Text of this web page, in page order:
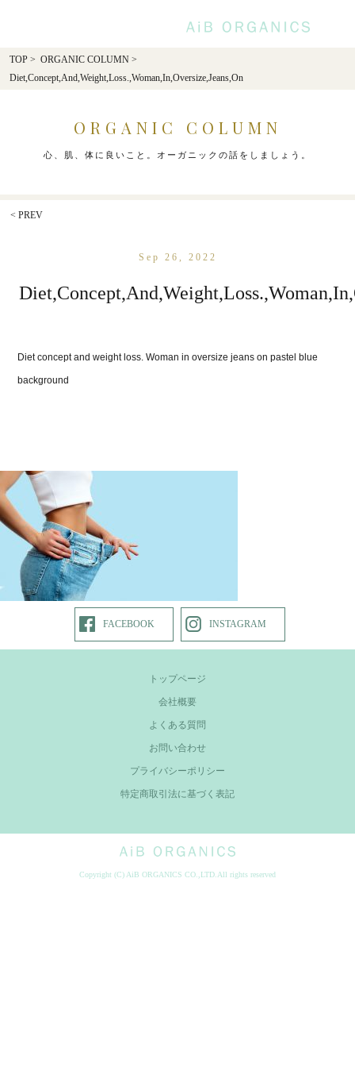
TOP> ORGANIC COLUMN>
Diet,Concept,And,Weight,Loss.,Woman,In,Oversize,Jeans,On
ORGANIC COLUMN
心、肌、体に良いこと。オーガニックの話をしましょう。
< PREV
Sep 26, 2022
Diet concept and weight loss. Woman in oversize jeans on pastel blue
background
FACEBOOK INSTAGRAM
トップページ
会社概要
よくある質問
お問い合わせ
プライバシーポリシー
特定商取引法に基づく表記
Copyright (C) AiB ORGANICS CO.,LTD.All rights reserved